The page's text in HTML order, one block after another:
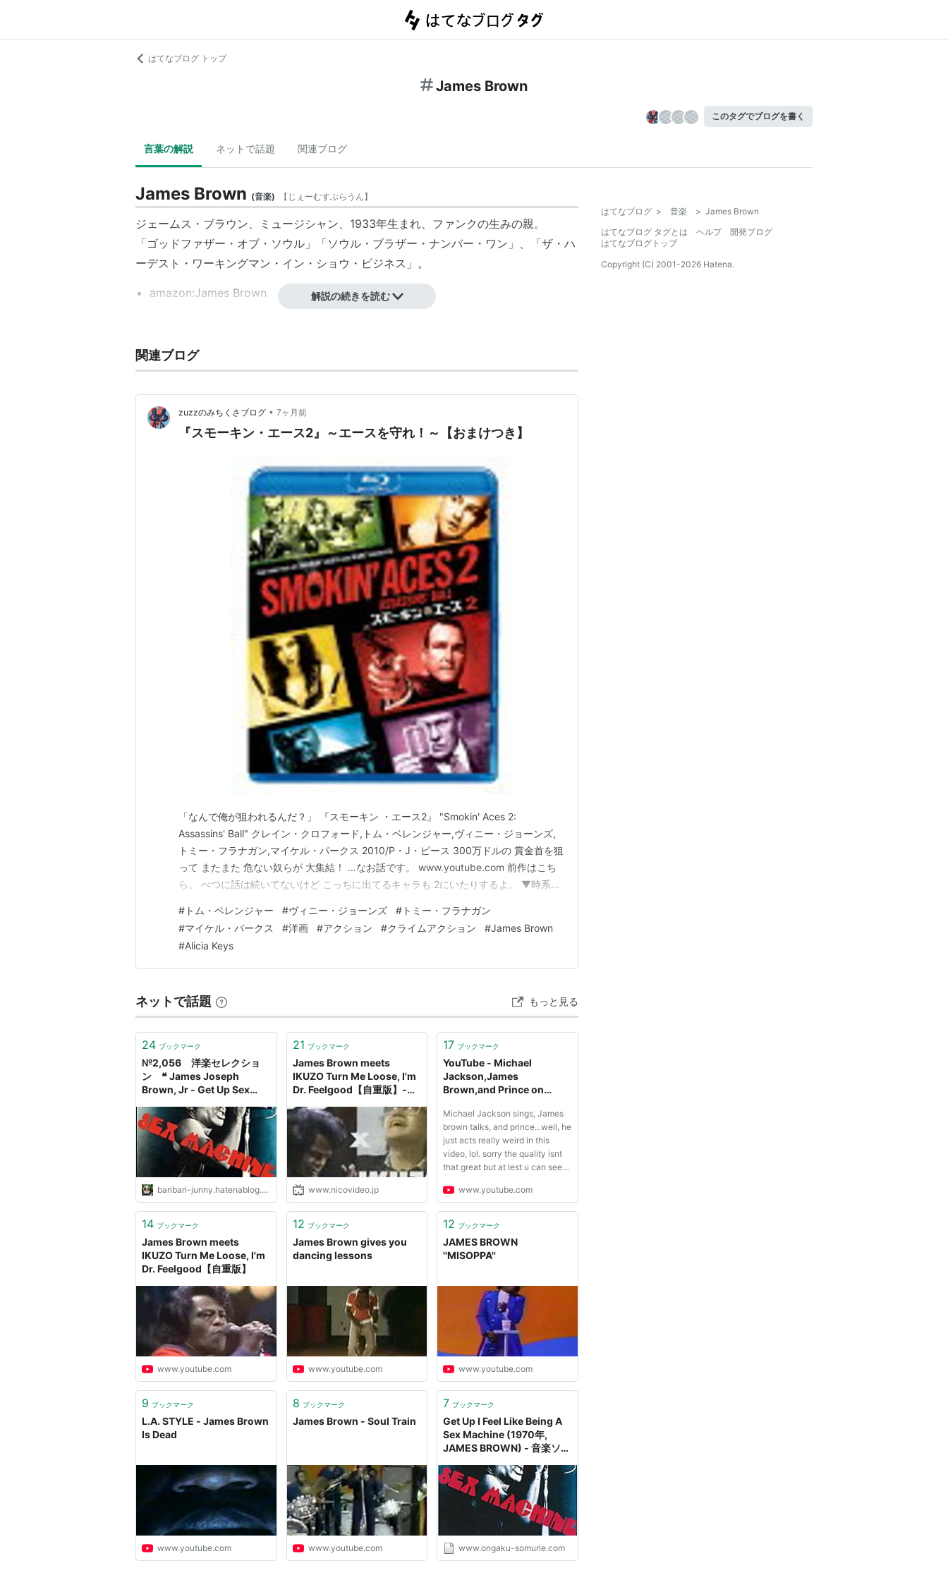
はてなブログ トップ
James Brown
このタグでブログを書く
言葉の解説 ネットで話題 関連ブログ
James Brown (音楽) 【 じぇーむすぶらうん】
ジェームス・ブラウン、ミュージシャン、1933年生まれ、ファンクの生みの親。
「ゴッドファザー・オブ・ソウル」「ソウル・ブラザー・ナンバー・ワン」、「ザ・ハ
ーデスト・ワーキングマン・イン・ショウ・ビジネス」。
amazon:James Brown
-
解説の続きを読む
関連ブログ
zuzzのみちくさブログ • 7ヶ月前
『スモーキン・エース2』～エースを守れ！～【おまけつき】
「なんで俺が狙われるんだ？」 『スモーキン ・エース2』 "Smokin' Aces 2:
Assassins' Ball" クレイン・クロフォード,トム・ベレンジャー,ヴィニー・ジョーンズ,
トミー・フラナガン,マイケル・パークス 2010/P・J・ピース 300万ドルの 賞金首を狙
って またまた 危ない奴らが 大集結！ …なお話です。 www.youtube.com 前作はこち
ら。 べつに話は続いてないけど こっちに出てるキャラも 2にいたりするよ。 ▼時系列
キン・エース【Blu-r…
# トム・ベレンジャー #ヴィニー・ジョーンズ # トミー・フラナガン
#マイケル・パークス #洋画 #アクション #クライムアクション #James Brown
#Alicia Keys
ネットで話題 もっと見る
24 ブックマーク
№2,056 洋楽セレクショ
ン ❝ James Joseph
Brown, Jr - Get Up Sex
局
baribari-junny.hatenablog.com
21 ブックマーク
James Brown meets
IKUZO Turn Me Loose, I'm
Dr. Feelgood【自重版】‐ニ
www.nicovideo.jp
17 ブックマーク
YouTube - Michael
Jackson,James
Brown,and Prince on
Michael Jackson sings, James
brown talks, and prince...well, he
just acts really weird in this
video, lol. sorry the quality isnt
that great but at lest u can see
and subscribe if u like my
lol. ENJOY!
www.youtube.com
14 ブックマーク
James Brown meets
IKUZO Turn Me Loose, I'm
Dr. Feelgood【自重版】
www.youtube.com
12 ブックマーク
James Brown gives you
dancing lessons
www.youtube.com
12 ブックマーク
JAMES BROWN
''MISOPPA''
www.youtube.com
9 ブックマーク
L.A. STYLE - James Brown
Is Dead
www.youtube.com
8 ブックマーク
James Brown - Soul Train
www.youtube.com
7 ブックマーク
Get Up I Feel Like Being A
Sex Machine (1970年,
JAMES BROWN) - 音楽ソム
www.ongaku-somurie.com
はてなブログ > 音楽 > James Brown
はてなブログ タグとは
ヘルプ
開発ブログ
はてなブログトップ
Copyright (C) 2001-2026 Hatena.